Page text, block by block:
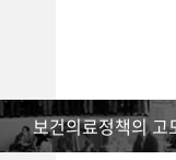
보건의료정책의 고